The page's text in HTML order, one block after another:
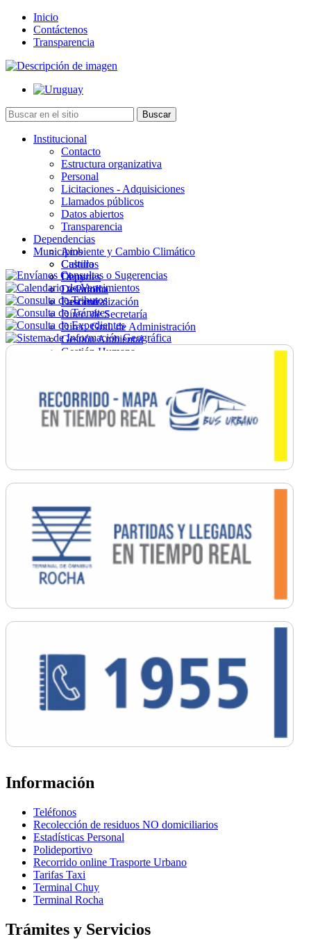
Inicio
Contáctenos
Transparencia
Institucional
Contacto
Estructura organizativa
Personal
Licitaciones - Adquisiciones
Llamados públicos
Datos abiertos
Transparencia
Dependencias
Ambiente y Cambio Climático
Cultura
Deportes
Desarrollo
Descentralización
Direc. de Secretaría
Direc. Gral. de Administración
Gestión Ambiental
Gestión Humana
Ordenamiento
Promoción Social
Salud
Secretaría General
Municipios
Castillos
Chuy
La Paloma
Lascano
Información
Teléfonos
Recolección de residuos NO domiciliarios
Estadísticas Personal
Polideportivo
Recorrido online Trasporte Urbano
Tarifas Taxi
Terminal Chuy
Terminal Rocha
Trámites y Servicios